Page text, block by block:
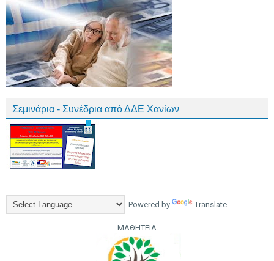
Σεμινάρια - Συνέδρια από ΔΔΕ Χανίων
Powered by Translate
ΜΑΘΗΤΕΙΑ